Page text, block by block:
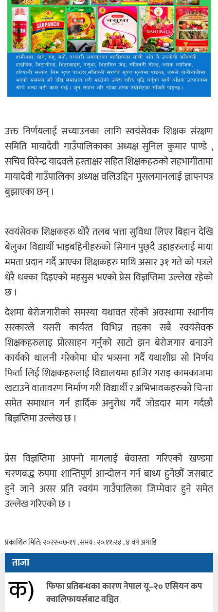
उक्त निर्णयलाई सच्याउनका लागि स्वयंसेवक शिक्षक संरक्षण
समिति मायादेवी गाउँपालिकाका अध्यक्ष सुनिल कुमार पाण्डे ,
सचिव विरेन्द्र यादवले हस्ताक्षर सहित शिक्षकहरुकाे सहभागीतामा
मायादेवी गाउँपालिका अध्यक्ष वलिउद्दिन मुसलमानलाई ज्ञापनपत्र
बुझाएका छन् ।
स्वयंसेवक शिक्षकहरु थाेरै तलब भत्ता सुविधा लिएर बिहान देखि
बेलुका विद्यार्थी भाइबहिनीहरुकाे सिगान पुछ्दै उहाहरुलाई माया
ममता प्रदान गर्दै आएका शिक्षकहरु माथि असार ३१ गते काे पत्रले
धेरै धक्का दिइएको महसुस भएको प्रेस विज्ञप्तिमा उल्लेख रहेको
छ ।
देशमा बेरोजगारीकाे समस्या यथावत रहेको अवस्थामा स्थानीय
सरकारले यसरी कार्यरत विभिन्न तहका सबै स्वयंसेवक
शिक्षकहरुलाइ प्राेत्साहन गर्नुकाे साटाे झन बेरोजगार बनाउने
कार्यकाे थालनी गरेकोमा घाेर भत्र्सना गर्दै यथाशीघ्र साे निर्णय
फिर्ता लिई शिक्षकहरुलाई विद्यालयमा हाजिर गराइ कामकाजमा
खटाउने वातावरण निर्माण गरी विद्यार्थी र अभिभावकहरुकाे चिन्ता
समेत समाधान गर्न हार्दिक अनुरोध गर्दै जाेडदार माग गर्दछाै
बिज्ञप्तिमा उल्लेख छ ।
प्रेस विज्ञप्तिमा आफ्नो मागलाई बेवास्ता गरिएको खण्डमा
चरणबद्ध रुपमा शान्तिपूर्ण आन्दाेलन गर्न बाध्य हुनेछौं जसबाट
हुने जाने असर प्रति स्वयंम गाउँपालिका जिम्मेवार हुने समेत
उल्लेख गरिएको छ ।
प्रकाशित मिति: २०२२-०७-१९ , समय : २०:११:२४ , ४ वर्ष अगाडि
ताजा
क)
फिफा प्रतिबन्धका कारण नेपाल यू–२० एसियन कप
क्वालिफायर्सबाट वञ्चित